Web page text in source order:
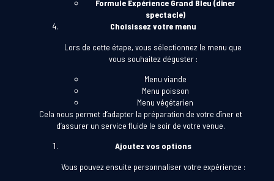
Formule Expérience Grand Bleu (dîner
spectacle)
Choisissez votre menu
Lors de cette étape, vous sélectionnez le menu que
vous souhaitez déguster :
Menu viande
Menu poisson
Menu végétarien
Cela nous permet d’adapter la préparation de votre dîner et
d’assurer un service fluide le soir de votre venue.
Ajoutez vos options
Vous pouvez ensuite personnaliser votre expérience :